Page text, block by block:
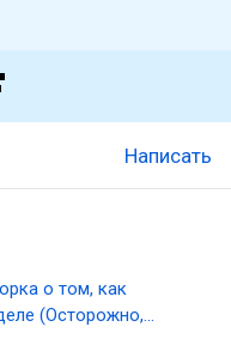
Написать
о том, как
(Осторожно,